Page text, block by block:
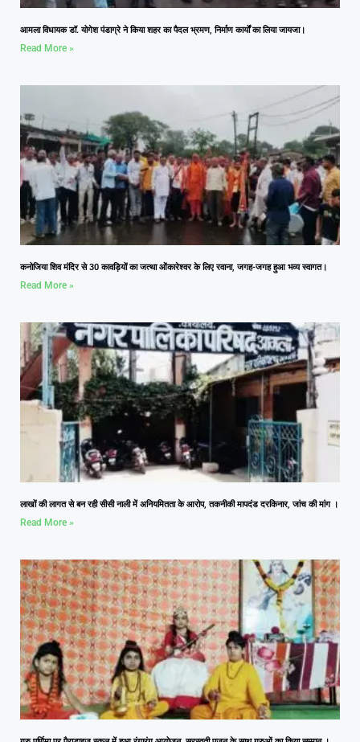
आमला विधायक डॉ. योगेश पंडाग्रे ने किया शहर का पैदल भ्रमण, निर्माण कार्यों का लिया जायजा।
Read More »
कनोजिया शिव मंदिर से 30 कावड़ियों का जत्था ओंकारेश्वर के लिए रवाना, जगह-जगह हुआ भव्य स्वागत।
Read More »
लाखों की लागत से बन रही सीसी नाली में अनियमितता के आरोप, तकनीकी मापदंड दरकिनार, जांच की मांग ।
Read More »